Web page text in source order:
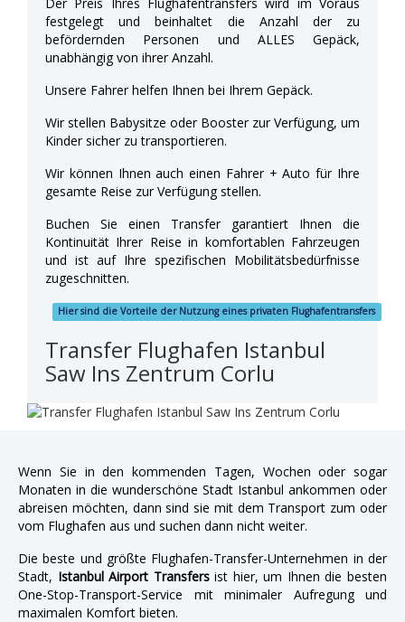
festgelegt und beinhaltet die Anzahl der zu
befördernden Personen und ALLES Gepäck,
unabhängig von ihrer Anzahl.
Unsere Fahrer helfen Ihnen bei Ihrem Gepäck.
Wir stellen Babysitze oder Booster zur Verfügung, um
Kinder sicher zu transportieren.
Wir können Ihnen auch einen Fahrer + Auto für Ihre
gesamte Reise zur Verfügung stellen.
Buchen Sie einen Transfer garantiert Ihnen die
Kontinuität Ihrer Reise in komfortablen Fahrzeugen
und ist auf Ihre spezifischen Mobilitätsbedürfnisse
zugeschnitten.
Hier sind die Vorteile der Nutzung eines privaten Flughafentransfers
Transfer Flughafen Istanbul
Saw Ins Zentrum Corlu
Wenn Sie in den kommenden Tagen, Wochen oder sogar
Monaten in die wunderschöne Stadt Istanbul ankommen oder
abreisen möchten, dann sind sie mit dem Transport zum oder
vom Flughafen aus und suchen dann nicht weiter.
Die beste und größte Flughafen-Transfer-Unternehmen in der
Stadt, Istanbul Airport Transfersist hier, um Ihnen die besten
One-Stop-Transport-Service mit minimaler Aufregung und
maximalen Komfort bieten.